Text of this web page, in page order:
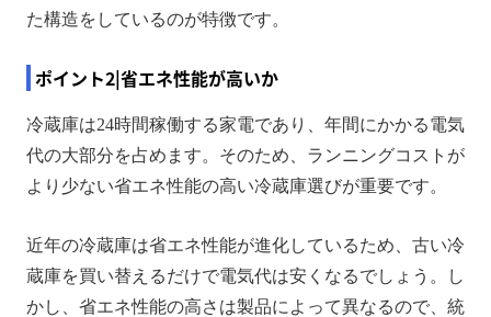
た構造をしているのが特徴です。
ポイント2|省エネ性能が高いか
冷蔵庫は24時間稼働する家電であり、年間にかかる電気
代の大部分を占めます。そのため、ランニングコストが
より少ない省エネ性能の高い冷蔵庫選びが重要です。
近年の冷蔵庫は省エネ性能が進化しているため、古い冷
蔵庫を買い替えるだけで電気代は安くなるでしょう。し
かし、省エネ性能の高さは製品によって異なるので、統